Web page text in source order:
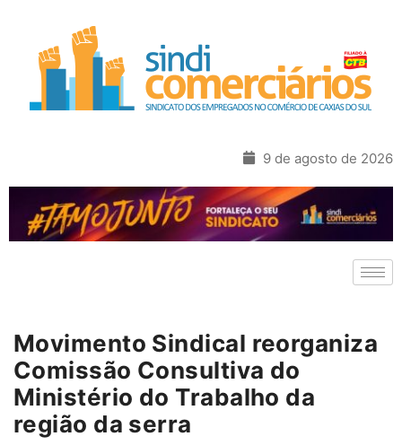
9 de agosto de 2026
Movimento Sindical reorganiza
Comissão Consultiva do
Ministério do Trabalho da
região da serra